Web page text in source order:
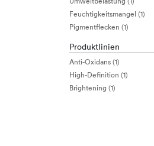
Feuchtigkeitsmangel (1)
Pigmentflecken (1)
Produktlinien
Anti-Oxidans (1)
High-Definition (1)
Brightening (1)